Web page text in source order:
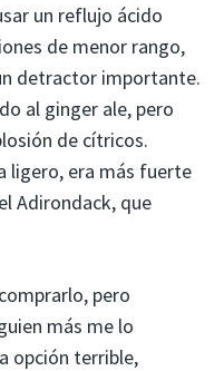
un reflujo ácido
de menor rango,
detractor importante.
al ginger ale, pero
de cítricos.
ligero, era más fuerte
Adirondack, que
pero
más me lo
opción terrible,